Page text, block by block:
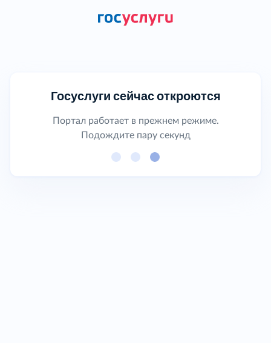
Госуслуги сейчас откроются
Портал работает в прежнем режиме.
Подождите пару секунд